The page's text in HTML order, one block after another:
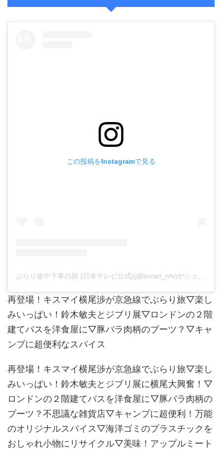
この投稿をInstagramで見る
再登場！キスマイ横尾渉が京急線でぶらり旅▽楽し
みいっぱい！鈴木敏夫とジブリ展▽ロンドンの２階
建てバスを洋食屋に▽豚バラ肉柄のブーツ？▽キャ
ンプに超便利なスパイス
再登場！キスマイ横尾渉が京急線でぶらり旅▽楽し
みいっぱい！鈴木敏夫とジブリ展に横尾大興奮！▽
ロンドンの２階建てバスを洋食屋に▽豚バラ肉柄の
ブーツ？不思議な雑貨店▽キャンプに超便利！万能
のオリジナルスパイス▽海洋ゴミのプラスチックを
おしゃれ小物にリサイクル▽美味！アップルミート